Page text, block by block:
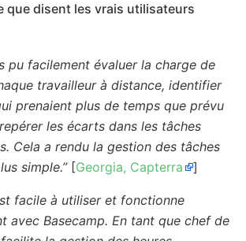
que disent les vrais utilisateurs
pu facilement évaluer la charge de
travailleur à distance, identifier
prenaient plus de temps que prévu
les écarts dans les tâches
Cela a rendu la gestion des tâches
simple.”[Georgia, Capterra ]
facile à utiliser et fonctionne
avec Basecamp. En tant que chef de